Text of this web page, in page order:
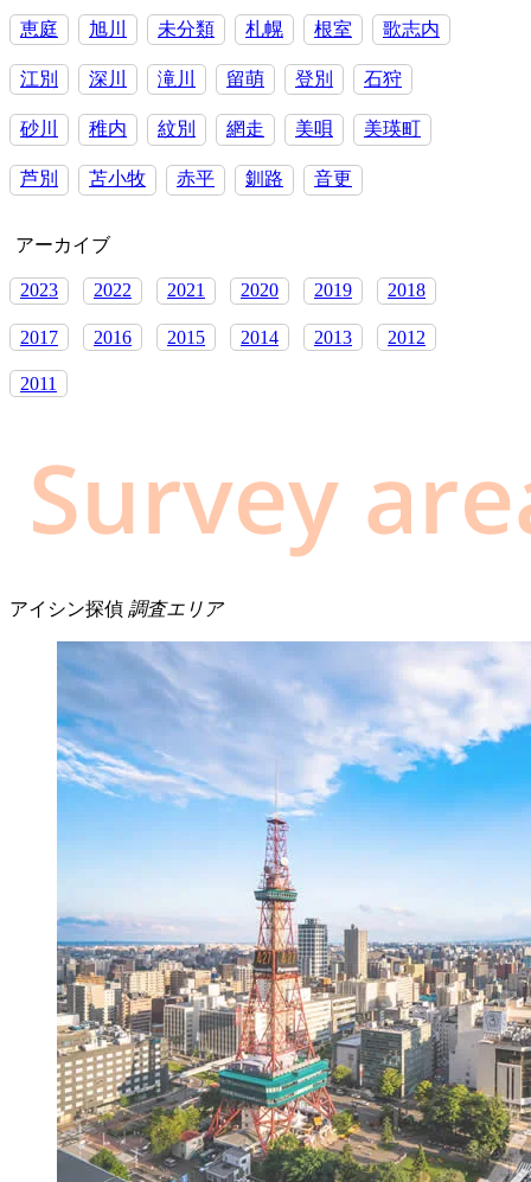
恵庭 旭川 未分類 札幌 根室 歌志内
江別 深川 滝川 留萌 登別 石狩
砂川 稚内 紋別 網走 美唄 美瑛町
芦別 苫小牧 赤平 釧路 音更
アーカイブ
2023 2022 2021 2020 2019 2018
2017 2016 2015 2014 2013 2012
2011
アイシン探偵 調査エリア